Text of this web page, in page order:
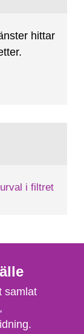
hittar
i filtret
samlat